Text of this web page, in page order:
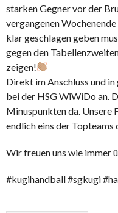
starken Gegner vor der
vergangenen
klar geschlagen geben
gegen den
zeigen!
Direkt im Anschluss und
bei der HSG WiWiDo an.
Minuspunkten da. Unsere
endlich eins der Topteams
Wir freuen uns wie immer
#kugihandball #sgkugi